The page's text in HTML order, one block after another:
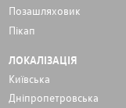
Позашляховик
Пікап
ЛОКАЛІЗАЦІЯ
Київська
Дніпропетровська